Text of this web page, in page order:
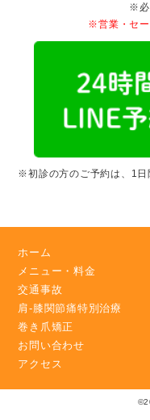
※必
※営業・セー
※初診の方のご予約は、1日
ホーム
メニュー・料金
交通事故
肩-膝関節痛特別治療
巻き爪矯正
お問い合わせ
アクセス